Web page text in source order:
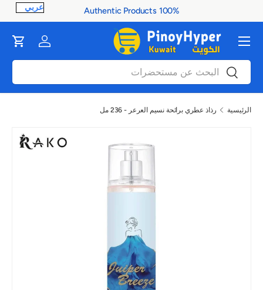
100% Authentic Products
بحث بحث
Log in
Cart القائمة
الرئيسية رذاذ عطري برائحة نسيم العرعر - 236 مل